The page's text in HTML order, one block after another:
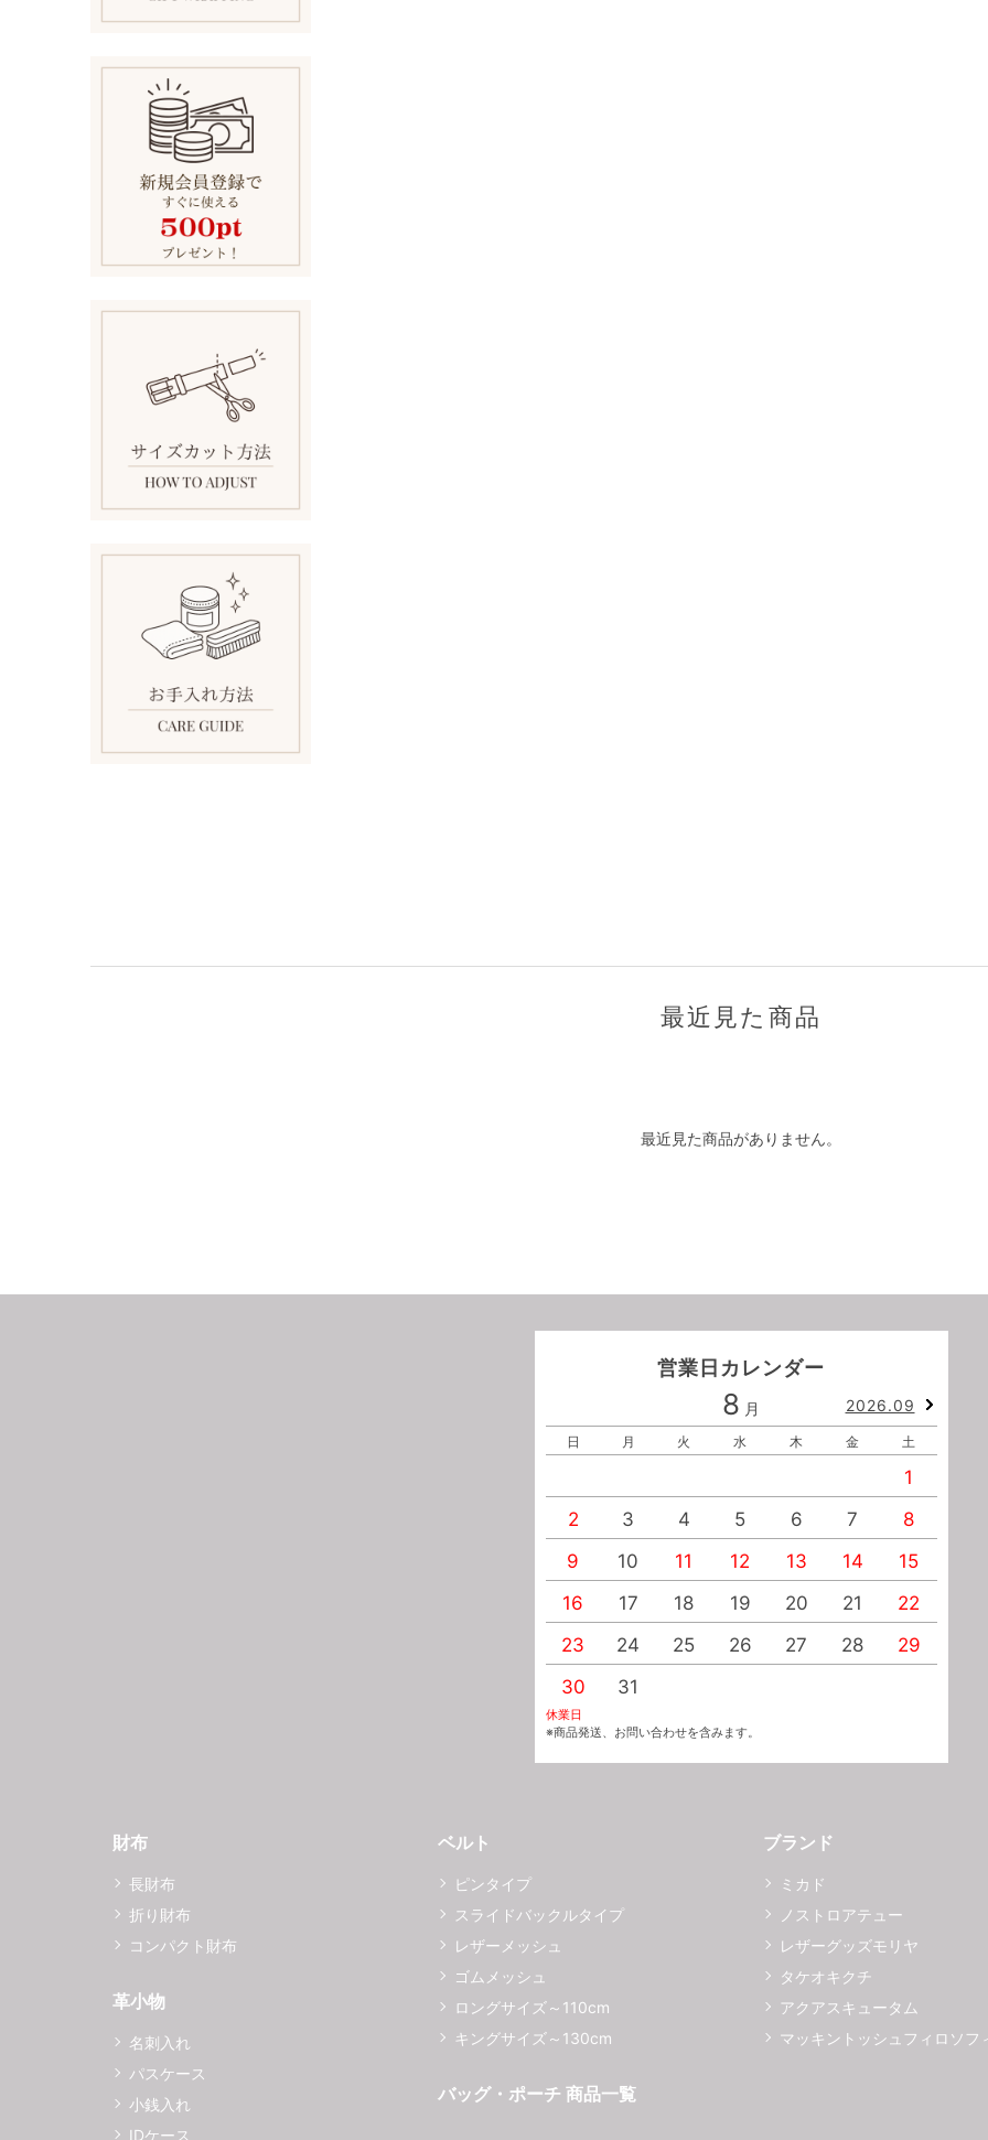
最近見た商品
最近見た商品がありません。
営業日カレンダー
8 月 2026.09
日 月 火 水 木 金 土
1
2
3 4 5 6 7
8
9
10 11 12 13 14
15
16
17 18 19 20 21
22
23
24 25 26 27 28
29
30
31
休業日
※商品発送、お問い合わせを含みます。
財布
長財布
折り財布
コンパクト財布
革小物
名刺入れ
パスケース
小銭入れ
IDケース
ベルト
ピンタイプ
スライドバックルタイプ
レザーメッシュ
ゴムメッシュ
ロングサイズ～110cm
キングサイズ～130cm
バッグ・ポーチ 商品一覧
ブランド
ミカド
ノストロアテュー
レザーグッズモリヤ
タケオキクチ
アクアスキュータム
マッキントッシュフィロソフ